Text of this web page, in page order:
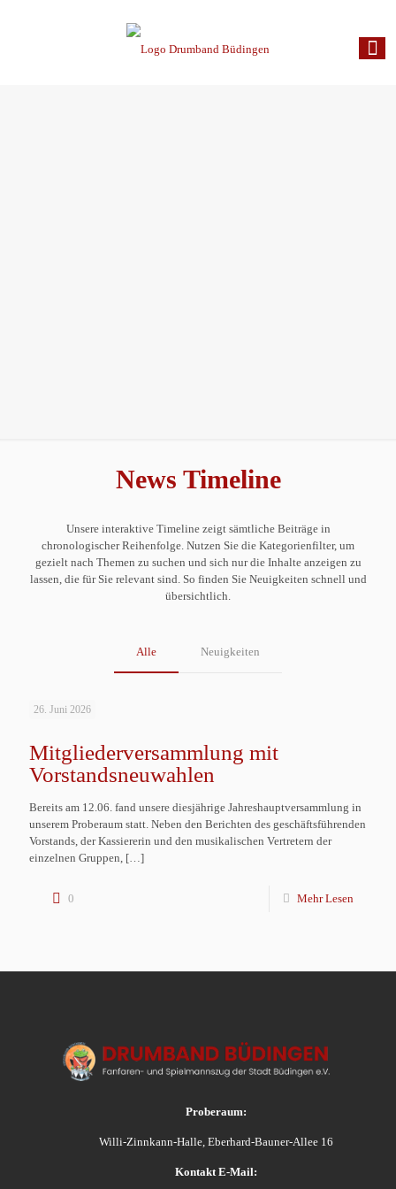
News Timeline
Unsere interaktive Timeline zeigt sämtliche Beiträge in
chronologischer Reihenfolge. Nutzen Sie die Kategorienfilter, um
gezielt nach Themen zu suchen und sich nur die Inhalte anzeigen zu
lassen, die für Sie relevant sind. So finden Sie Neuigkeiten schnell und
übersichtlich.
Alle Neuigkeiten
26. Juni 2026
Mitgliederversammlung mit
Vorstandsneuwahlen
Bereits am 12.06. fand unsere diesjährige Jahreshauptversammlung in
unserem Proberaum statt. Neben den Berichten des geschäftsführenden
Vorstands, der Kassiererin und den musikalischen Vertretern der
einzelnen Gruppen, […]
0 Mehr Lesen
Proberaum:
Willi-Zinnkann-Halle, Eberhard-Bauner-Allee 16
Kontakt E-Mail: